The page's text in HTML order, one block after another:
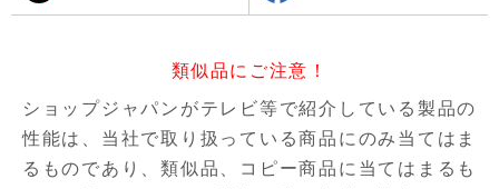
類似品にご注意！
ショップジャパンがテレビ等で紹介している製品の
性能は、当社で取り扱っている商品にのみ当てはま
るものであり、類似品、コピー商品に当てはまるも